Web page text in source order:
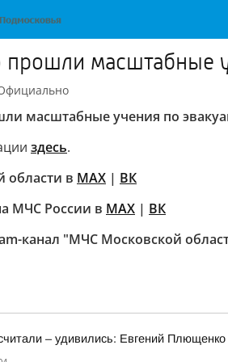
масштабные
масштабные учения по
здесь.
области в MAX | ВК
МЧС России в MAX | ВК
канал "МЧС Московской
– удивились: Евгений